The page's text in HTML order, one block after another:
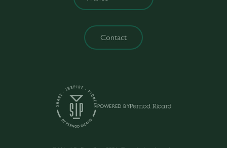
POWERED BY
Contact